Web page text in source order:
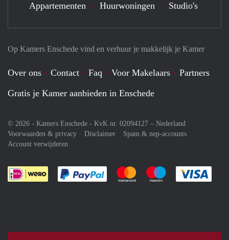
Op Kamers Enschede vind en verhuur je makkelijk je Kamer
Over ons Contact Faq Voor Makelaars
Partners
Gratis je Kamer aanbieden in Enschede
© 2026 - Kamers Enschede - KvK nr. 02094127 – Nederland
Voorwaarden & privacy
Disclaimer
Spam & nep-accounts
Account verwijderen
Je rekent gemakkelijk af met Paypal
Je rekent gemakkelijk af met
Je rekent
Appartementen Huurwoningen Studio's